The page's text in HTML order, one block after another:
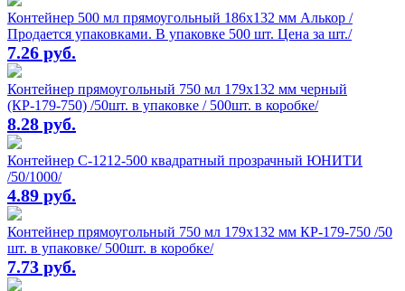
Контейнер 500 мл прямоугольный 186х132 мм Алькор /
Продается упаковками. В упаковке 500 шт. Цена за шт./
7.26 руб.
Контейнер прямоугольный 750 мл 179х132 мм черный
(КР-179-750) /50шт. в упаковке / 500шт. в коробке/
8.28 руб.
Контейнер С-1212-500 квадратный прозрачный ЮНИТИ
/50/1000/
4.89 руб.
Контейнер прямоугольный 750 мл 179х132 мм КР-179-750 /50
шт. в упаковке/ 500шт. в коробке/
7.73 руб.